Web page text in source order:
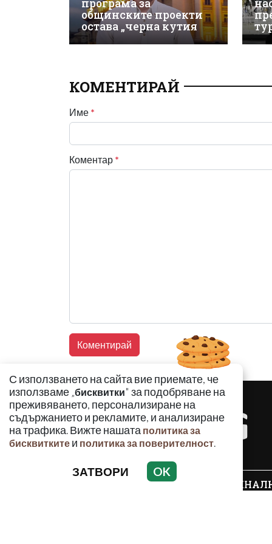
програма за
общинските проекти
остава „черна кутия
КОМЕНТИРАЙ
Име *
Коментар *
С използването на сайта вие приемате, че
използваме „бисквитки" за подобряване на
преживяването, персонализиране на
съдържанието и рекламите, и анализиране
на трафика. Вижте нашата политика за
бисквитките и политика за поверителност.
ЗАТВОРИ OK